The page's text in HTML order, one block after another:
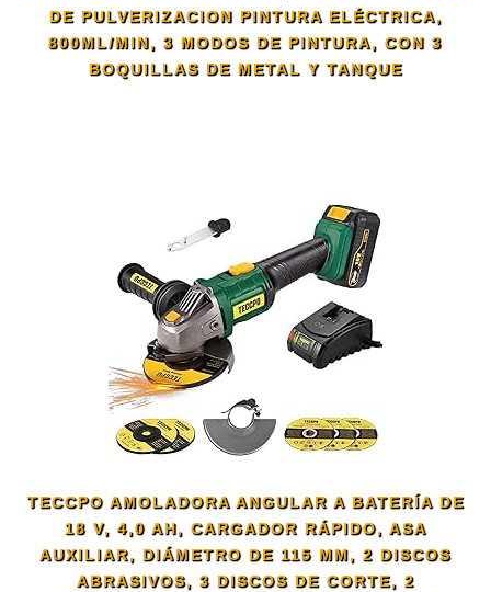
DE PULVERIZACION PINTURA ELÉCTRICA,
800ML/MIN, 3 MODOS DE PINTURA, CON 3
BOQUILLAS DE METAL Y TANQUE
TECCPO AMOLADORA ANGULAR A BATERÍA DE
18 V, 4,0 AH, CARGADOR RÁPIDO, ASA
AUXILIAR, DIÁMETRO DE 115 MM, 2 DISCOS
ABRASIVOS, 3 DISCOS DE CORTE, 2